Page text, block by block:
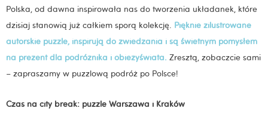
Polska, od dawna inspirowała nas do tworzenia układanek, które
dzisiaj stanowią już całkiem sporą kolekcję. Pięknie zilustrowane
autorskie puzzle, inspirują do zwiedzania i są świetnym pomysłem
na prezent dla podróżnika i obieżyświata. Zresztą, zobaczcie sami
– zapraszamy w puzzlową podróż po Polsce!
Czas na city break: puzzle Warszawa i Kraków